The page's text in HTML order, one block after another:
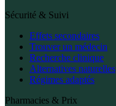
Sécurité & Suivi
Effets secondaires
Trouver un médecin
Recherche clinique
Alternatives naturelles
Régimes adaptés
Pharmacies & Prix